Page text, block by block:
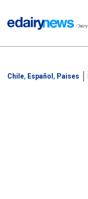
Chile, Español , Paises